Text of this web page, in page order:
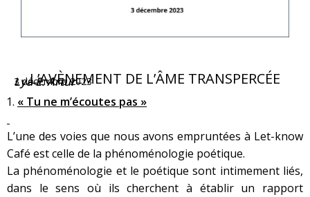
L’AVÈNEMENT DE L’ÂME TRANSPERCÉE
Lya E. Artur
3 décembre 2023
« Tu ne m’écoutes pas »
L’une des voies que nous avons empruntées à Let-know
Café est celle de la phénoménologie poétique.
La phénoménologie et le poétique sont intimement liés,
dans le sens où ils cherchent à établir un rapport